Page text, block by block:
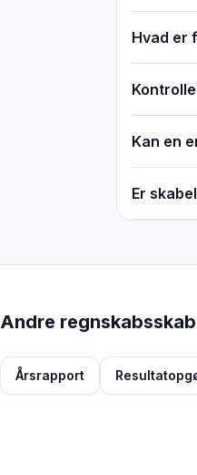
Hvad er
Kan en
Er
Andre
Årsrapport